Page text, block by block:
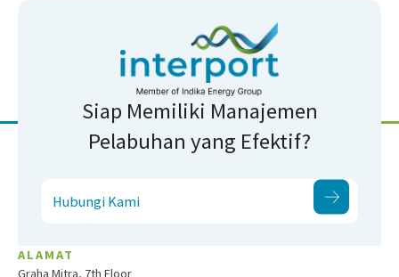
Siap Memiliki Manajemen
Pelabuhan yang Efektif?
Hubungi Kami
ALAMAT